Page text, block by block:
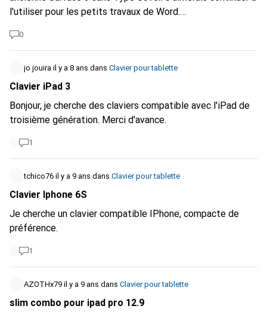
l'utiliser pour les petits travaux de Word.
QWERTZ adaptés à ce modèle. Quelqu'un connaît-il une
alternative et peut-il me recommander quelque chose ?
Merci d'avance :)
0
jo jouira il y a 8 ans dans Clavier pour tablette
Clavier iPad 3
Bonjour, je cherche des claviers compatible avec l'iPad de
troisième génération. Merci d'avance.
1
tchico76 il y a 9 ans dans Clavier pour tablette
Clavier Iphone 6S
Je cherche un clavier compatible IPhone, compacte de
préférence.
1
AZOTHx79 il y a 9 ans dans Clavier pour tablette
slim combo pour ipad pro 12.9